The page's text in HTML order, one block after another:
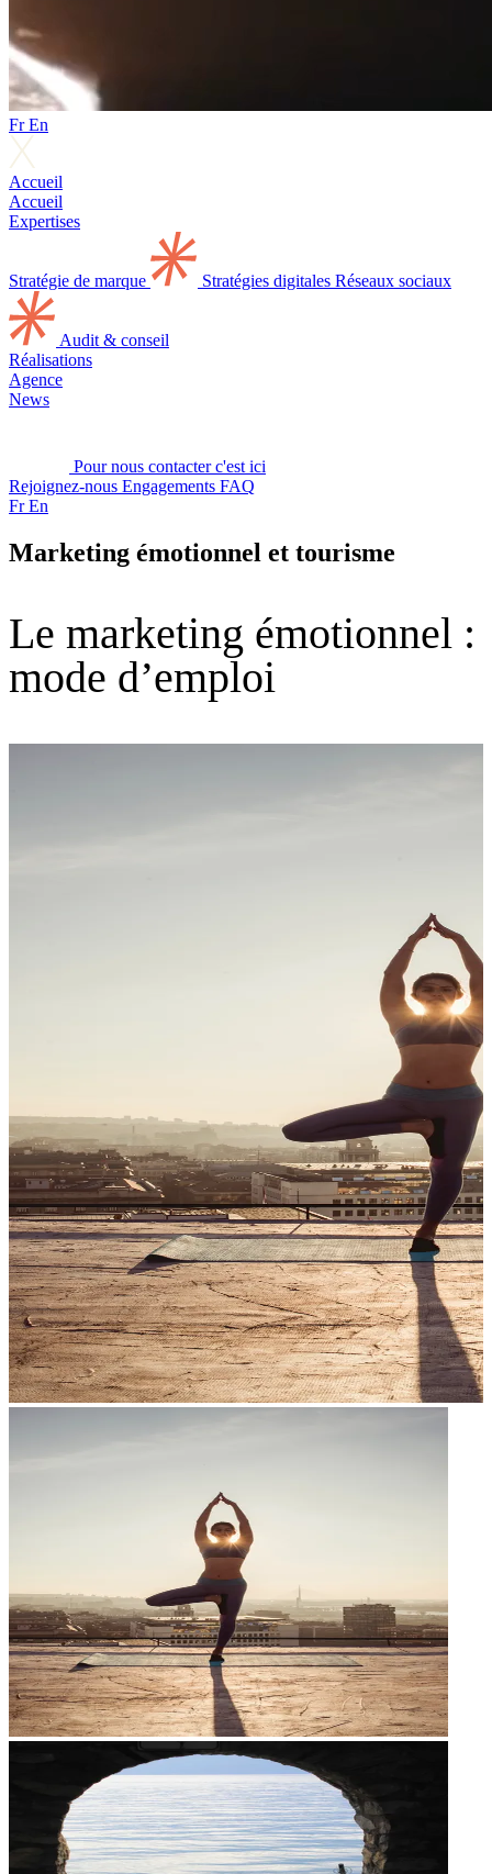
FrEn
Accueil
Accueil
Expertises
Stratégie de marque Stratégies digitales Réseaux sociaux
Audit & conseil
Réalisations
Agence
News
Pour nous contacter c'est ici
Rejoignez-nous Engagements FAQ
FrEn
Marketing émotionnel et tourisme
Le marketing émotionnel :
mode d’emploi